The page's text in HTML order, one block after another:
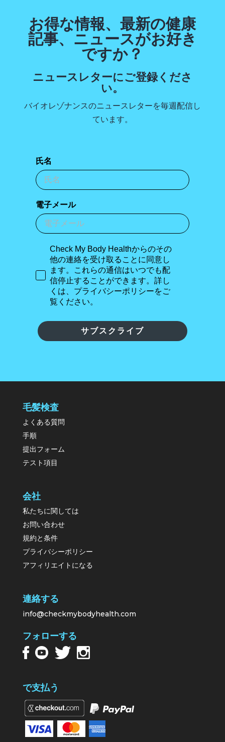
お得な情報、最新の健康
記事、ニュースがお好き
ですか？
ニュースレターにご登録くださ
い。
バイオレゾナンスのニュースレターを毎週配信し
ています。
氏名
電子メール
Check My Body Healthからのその
他の連絡を受け取ることに同意し
ます。これらの通信はいつでも配
信停止することができます。詳し
くは、プライバシーポリシーをご
覧ください。
サブスクライブ
毛髪検査
よくある質問
手順
提出フォーム
テスト項目
会社
私たちに関しては
お問い合わせ
規約と条件
プライバシーポリシー
アフィリエイトになる
連絡する
info@checkmybodyhealth.com
フォローする
で支払う